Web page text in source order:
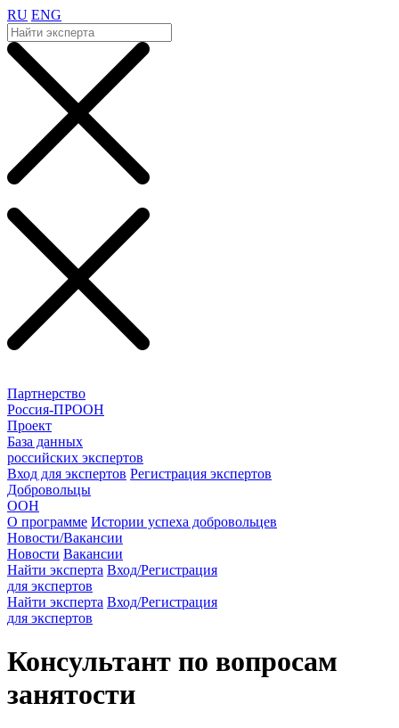
RU ENG
Партнерство
Россия-ПРООН
Проект
База данных
российских экспертов
Вход для экспертов Регистрация экспертов
Добровольцы
ООН
О программе Истории успеха добровольцев
Новости/Вакансии
Новости Вакансии
Найти эксперта Вход/Регистрация
для экспертов
Найти эксперта Вход/Регистрация
для экспертов
Консультант по вопросам
занятости